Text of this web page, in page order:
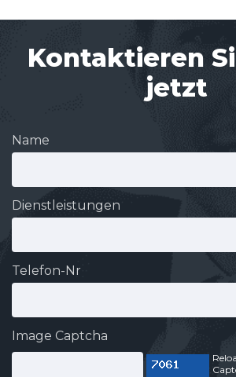
Kontaktieren
jetzt
Name
Dienstleistungen
Telefon-Nr
Image Captcha